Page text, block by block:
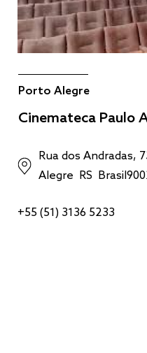
Cine Walmir Almeida
Cine Líbero Luxardo
Minas Tênis Clube
Porto Alegre
Cinemateca Paulo
Rua dos Andradas,
Alegre RS
+55 (51) 3136 5233